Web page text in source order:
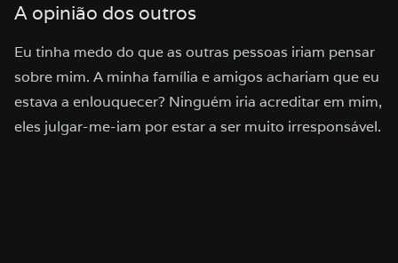
A opinião dos outros
Eu tinha medo do que as outras pessoas iriam pensar
sobre mim. A minha família e amigos achariam que eu
estava a enlouquecer? Ninguém iria acreditar em mim,
eles julgar-me-iam por estar a ser muito irresponsável.